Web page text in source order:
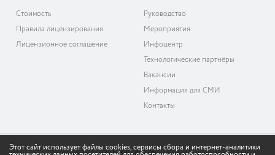
Cтоимость
Правила лицензирования
Лицензионное соглашение
Руководство
Мероприятия
Инфоцентр
Технологические партнёры
Вакансии
Информация для СМИ
Контакты
Этот сайт использует файлы cookies, сервисы сбора и интернет-аналитики